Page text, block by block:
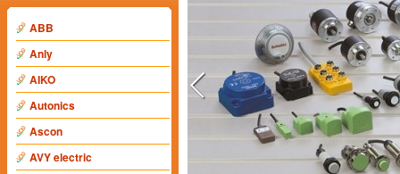
ABB
Anly
AIKO
Autonics
Ascon
AVY electric